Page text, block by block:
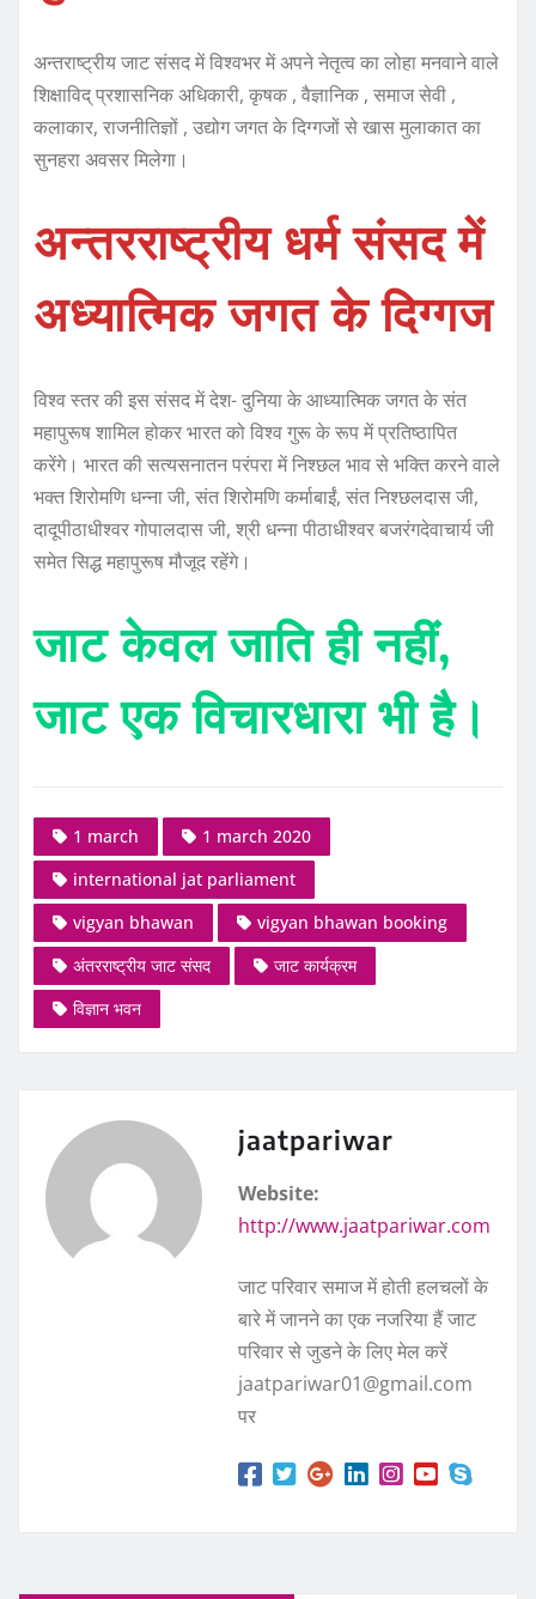
अन्तराष्ट्रीय जाट संसद में विश्वभर में अपने नेतृत्व का लोहा मनवाने वाले
शिक्षाविद् प्रशासनिक अधिकारी, कृषक , वैज्ञानिक , समाज सेवी ,
कलाकार, राजनीतिज्ञों , उद्योग जगत के दिग्गजों से खास मुलाकात का
सुनहरा अवसर मिलेगा।
अन्तरराष्ट्रीय धर्म संसद में
अध्यात्मिक जगत के दिग्गज
विश्व स्तर की इस संसद में देश- दुनिया के आध्यात्मिक जगत के संत
महापुरूष शामिल होकर भारत को विश्व गुरू के रूप में प्रतिष्ठापित
करेंगे। भारत की सत्यसनातन परंपरा में निश्छल भाव से भक्ति करने वाले
भक्त शिरोमणि धन्ना जी, संत शिरोमणि कर्माबाईं, संत निश्छलदास जी,
दादूपीठाधीश्वर गोपालदास जी, श्री धन्ना पीठाधीश्वर बजरंगदेवाचार्य जी
समेत सिद्ध महापुरूष मौजूद रहेंगे।
जाट केवल जाति ही नहीं,
जाट एक विचारधारा भी है।
1 march
1 march 2020
international jat parliament
vigyan bhawan
vigyan bhawan booking
अंतरराष्ट्रीय जाट संसद
जाट कार्यक्रम
विज्ञान भवन
jaatpariwar
Website:
http://www.jaatpariwar.com
जाट परिवार समाज में होती हलचलों के
बारे में जानने का एक नजरिया हैं जाट
परिवार से जुडने के लिए मेल करें
jaatpariwar01@gmail.com
पर